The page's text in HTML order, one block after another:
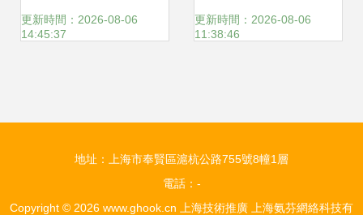
中心啟動會暨揭牌
更新時間：2026-08-06
14:45:37
使，奧運傳奇與技
更新時間：2026-08-06
11:38:46
地址：上海市奉賢區滬杭公路755號8幢1層
電話：-
Copyright © 2026 www.ghook.cn 上海技術推廣
上海氨芬網絡科技有